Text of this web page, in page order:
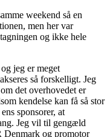
weekend så en
men her var
og ikke hele
jeg er meget
så forskelligt. Jeg
det overhovedet er
kendelse kan få så stor
sponsorer, at
Jeg vil til gengæld
Denmark og promotor